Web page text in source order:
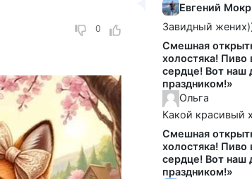
0
Евгений
Завидный
Смешная
холостяка! Пиво
сердце! Вот наш
праздником!»
Ольга
Какой красивый
Смешная
холостяка! Пиво
сердце! Вот наш
праздником!»